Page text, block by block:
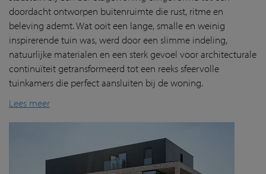
doordacht ontworpen buitenruimte die rust, ritme en
beleving ademt. Wat ooit een lange, smalle en weinig
inspirerende tuin was, werd door een slimme indeling,
natuurlijke materialen en een sterk gevoel voor architecturale
continuïteit getransformeerd tot een reeks sfeervolle
tuinkamers die perfect aansluiten bij de woning.
Lees meer